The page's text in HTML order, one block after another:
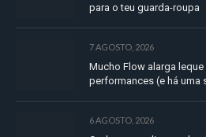
para o teu guarda-roupa
7 AGOSTO, 2026
Mucho Flow alarga
performances (e há uma
6 AGOSTO, 2026